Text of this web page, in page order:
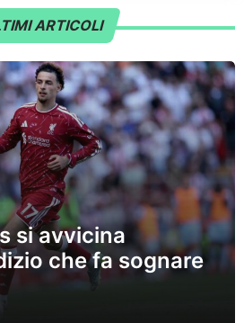
ARTICOLI
si avvicina
che fa sognare